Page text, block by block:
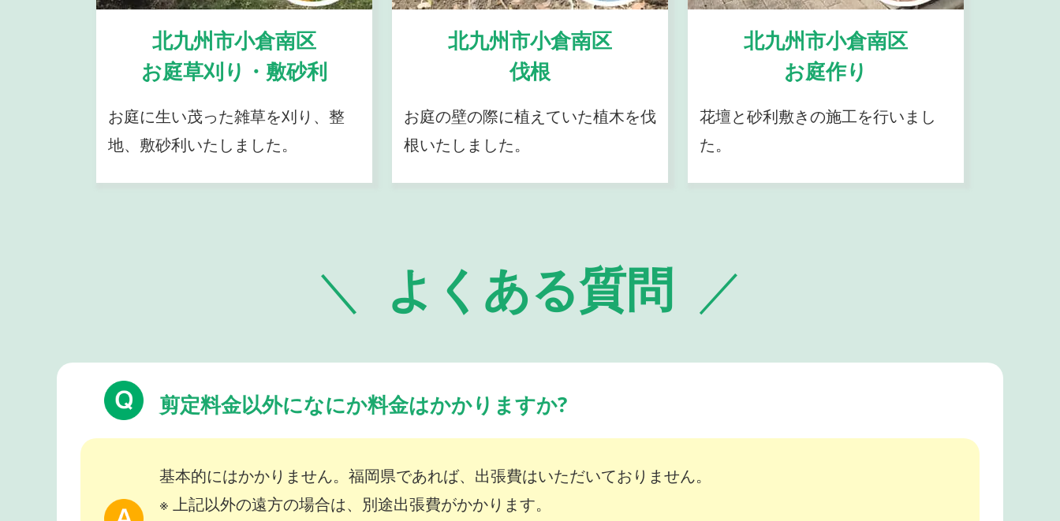
北九州市小倉南区
お庭草刈り・敷砂利
お庭に生い茂った雑草を刈り、整
地、敷砂利いたしました。
北九州市小倉南区
伐根
お庭の壁の際に植えていた植木を伐
根いたしました。
北九州市小倉南区
お庭作り
花壇と砂利敷きの施工を行いまし
た。
よくある質問
剪定料金以外になにか料金はかかりますか?
基本的にはかかりません。福岡県であれば、出張費はいただいておりません。
※ 上記以外の遠方の場合は、別途出張費がかかります。